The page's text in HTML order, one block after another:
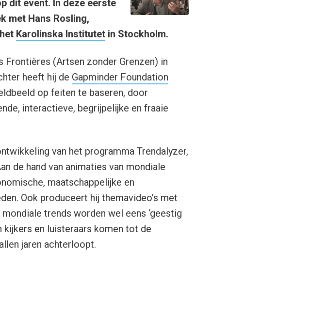
dit event. In deze eerste
met Hans Rosling,
Karolinska Institutetin Stockholm.
Frontières (Artsen zonder Grenzen) in
heeft hij de Gapminder Foundation
op feiten te baseren, door
interactieve, begrijpelijke en fraaie
van het programma Trendalyzer,
de hand van animaties van mondiale
maatschappelijke en
Ook produceert hij themavideo’s met
trends worden wel eens ‘geestig
kijkers en luisteraars komen tot de
jaren achterloopt.